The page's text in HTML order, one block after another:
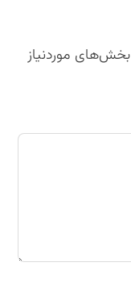
بخش‌های موردنیاز